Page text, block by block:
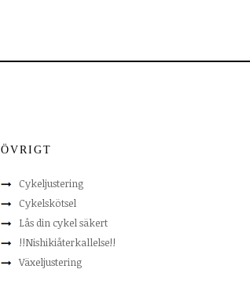
ÖVRIGT
Cykeljustering
Cykelskötsel
Lås din cykel säkert
!!Nishikiåterkallelse!!
Växeljustering